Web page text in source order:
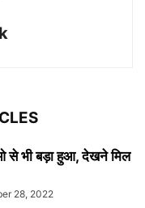
से भी बड़ा हुआ, देखने मिल
28, 2022